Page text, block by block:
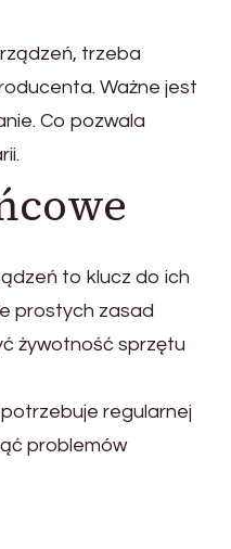
trzeba
Ważne jest
Co pozwala
to klucz do ich
prostych zasad
żywotność sprzętu
regularnej
problemów